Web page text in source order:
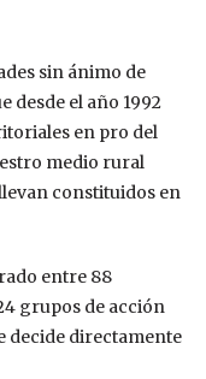
sin ánimo de
desde el año 1992
en pro del
medio rural
constituidos en
entre 88
grupos de acción
decide directamente